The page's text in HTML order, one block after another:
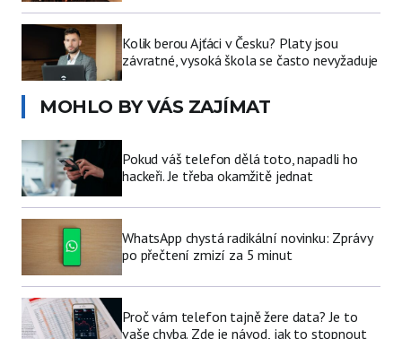
Kolik berou Ajťáci v Česku? Platy jsou
závratné, vysoká škola se často nevyžaduje
MOHLO BY VÁS ZAJÍMAT
Pokud váš telefon dělá toto, napadli ho
hackeři. Je třeba okamžitě jednat
WhatsApp chystá radikální novinku: Zprávy
po přečtení zmizí za 5 minut
Proč vám telefon tajně žere data? Je to
vaše chyba. Zde je návod, jak to stopnout